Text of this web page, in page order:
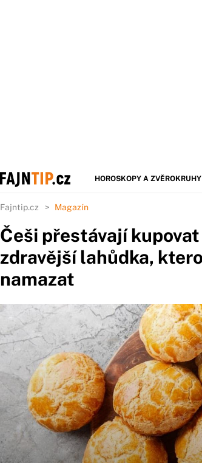
HOROSKOPY A ZVĚROKRUHY
Fajntip.cz Magazín
Češi přestávají
zdravější lahůdka,
namazat